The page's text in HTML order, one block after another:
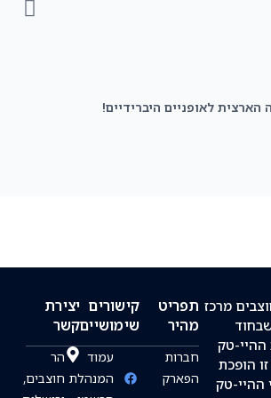
לאופניים היברידיים!
תפריט
מהיר
חברות
הפארק
קישורים
שימושיים
המנהלת
יצירת
קשר
הר
חוצבים,